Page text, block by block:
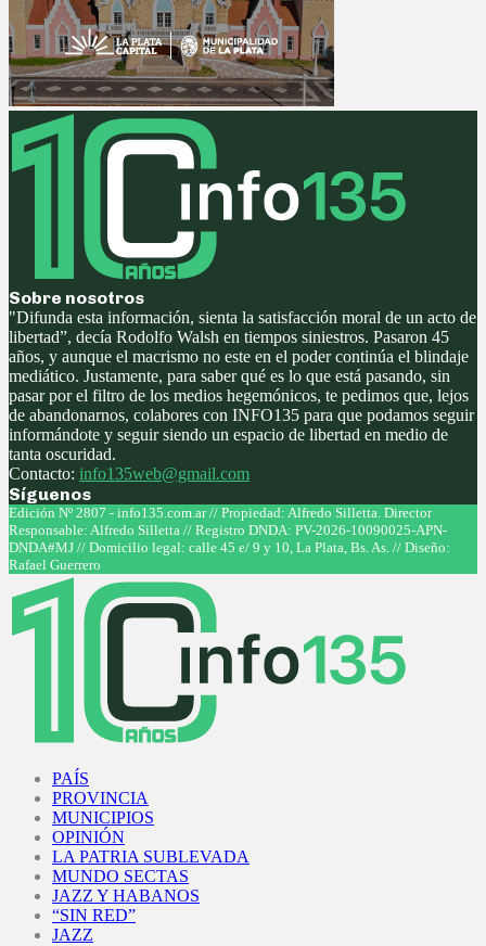
Sobre nosotros
"Difunda esta información, sienta la satisfacción moral de un acto de
libertad”, decía Rodolfo Walsh en tiempos siniestros. Pasaron 45
años, y aunque el macrismo no este en el poder continúa el blindaje
mediático. Justamente, para saber qué es lo que está pasando, sin
pasar por el filtro de los medios hegemónicos, te pedimos que, lejos
de abandonarnos, colabores con INFO135 para que podamos seguir
informándote y seguir siendo un espacio de libertad en medio de
tanta oscuridad.
Contacto: info135web@gmail.com
Síguenos
Facebook
Twitter
Instagram
Youtube
Edición Nº 2807 - info135.com.ar // Propiedad: Alfredo Silletta. Director
Responsable: Alfredo Silletta // Registro DNDA: PV-2026-10090025-APN-
DNDA#MJ // Domicilio legal: calle 45 e/ 9 y 10, La Plata, Bs. As. // Diseño:
Rafael Guerrero
PAÍS
PROVINCIA
MUNICIPIOS
OPINIÓN
LA PATRIA SUBLEVADA
MUNDO SECTAS
JAZZ Y HABANOS
“SIN RED”
JAZZ